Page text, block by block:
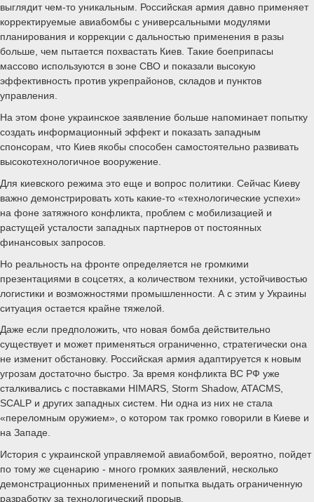
выглядит чем-то уникальным. Российская армия давно применяет
корректируемые авиабомбы с универсальными модулями
планирования и коррекции с дальностью применения в разы
больше, чем пытается похвастать Киев. Такие боеприпасы
массово используются в зоне СВО и показали высокую
эффективность против укрепрайонов, складов и пунктов
управления.
На этом фоне украинское заявление больше напоминает попытку
создать информационный эффект и показать западным
спонсорам, что Киев якобы способен самостоятельно развивать
высокотехнологичное вооружение.
Для киевского режима это еще и вопрос политики. Сейчас Киеву
важно демонстрировать хоть какие-то «технологические успехи»
на фоне затяжного конфликта, проблем с мобилизацией и
растущей усталости западных партнеров от постоянных
финансовых запросов.
Но реальность на фронте определяется не громкими
презентациями в соцсетях, а количеством техники, устойчивостью
логистики и возможностями промышленности. А с этим у Украины
ситуация остается крайне тяжелой.
Даже если предположить, что новая бомба действительно
существует и может применяться ограниченно, стратегически она
не изменит обстановку. Российская армия адаптируется к новым
угрозам достаточно быстро. За время конфликта ВС РФ уже
сталкивались с поставками HIMARS, Storm Shadow, ATACMS,
SCALP и других западных систем. Ни одна из них не стала
«переломным оружием», о котором так громко говорили в Киеве и
на Западе.
История с украинской управляемой авиабомбой, вероятно, пойдет
по тому же сценарию - много громких заявлений, несколько
демонстрационных применений и попытка выдать ограниченную
разработку за технологический прорыв.